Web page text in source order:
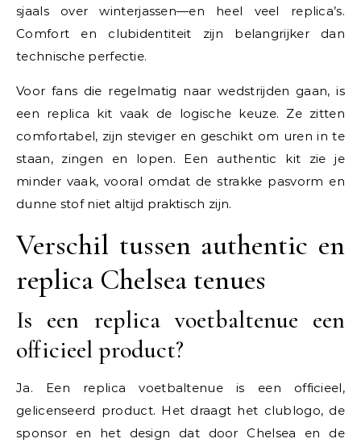
sjaals over winterjassen—en heel veel replica’s.
Comfort en clubidentiteit zijn belangrijker dan
technische perfectie.
Voor fans die regelmatig naar wedstrijden gaan, is
een replica kit vaak de logische keuze. Ze zitten
comfortabel, zijn steviger en geschikt om uren in te
staan, zingen en lopen. Een authentic kit zie je
minder vaak, vooral omdat de strakke pasvorm en
dunne stof niet altijd praktisch zijn.
Verschil tussen authentic en
replica Chelsea tenues
Is een replica voetbaltenue een
officieel product?
Ja. Een replica voetbaltenue is een officieel,
gelicenseerd product. Het draagt het clublogo, de
sponsor en het design dat door Chelsea en de